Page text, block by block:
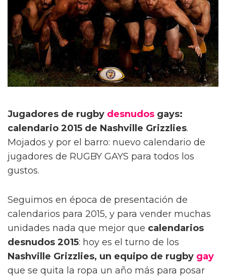
Jugadores de rugby desnudos gays:
calendario 2015 de Nashville Grizzlies.
Mojados y por el barro: nuevo calendario de
jugadores de RUGBY GAYS para todos los
gustos.
Seguimos en época de presentación de
calendarios para 2015, y para vender muchas
unidades nada que mejor que calendarios
desnudos 2015: hoy es el turno de los
Nashville Grizzlies, un equipo de rugby gay
que se quita la ropa un año más para posar